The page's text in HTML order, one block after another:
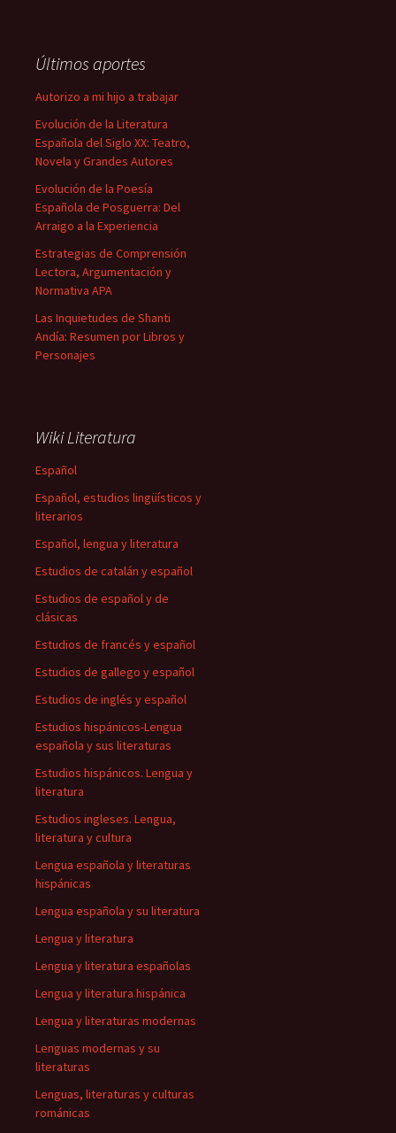
Últimos aportes
Autorizo a mi hijo a trabajar
Evolución de la Literatura
Española del Siglo XX: Teatro,
Novela y Grandes Autores
Evolución de la Poesía
Española de Posguerra: Del
Arraigo a la Experiencia
Estrategias de Comprensión
Lectora, Argumentación y
Normativa APA
Las Inquietudes de Shanti
Andía: Resumen por Libros y
Personajes
Wiki Literatura
Español
Español, estudios lingüísticos y
literarios
Español, lengua y literatura
Estudios de catalán y español
Estudios de español y de
clásicas
Estudios de francés y español
Estudios de gallego y español
Estudios de inglés y español
Estudios hispánicos-Lengua
española y sus literaturas
Estudios hispánicos. Lengua y
literatura
Estudios ingleses. Lengua,
literatura y cultura
Lengua española y literaturas
hispánicas
Lengua española y su literatura
Lengua y literatura
Lengua y literatura españolas
Lengua y literatura hispánica
Lengua y literaturas modernas
Lenguas modernas y su
literaturas
Lenguas, literaturas y culturas
románicas